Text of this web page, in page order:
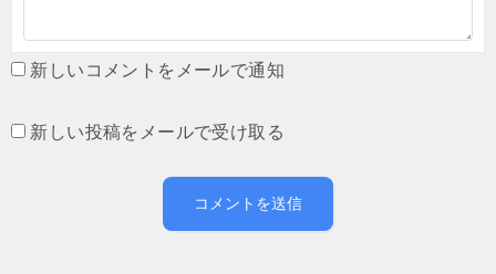
新しいコメントをメールで通知
新しい投稿をメールで受け取る